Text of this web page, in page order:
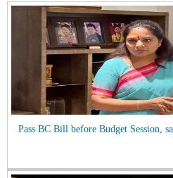
Pass BC Bill before Budget Session,